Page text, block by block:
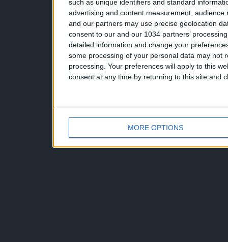
such as unique identifiers and standard
advertising and content measurement,
and our partners may use precise geolocation
consent to our and our 1034 partners’
detailed information and change your
some processing of your personal data may not
processing. Your preferences will apply to this
consent at any time by returning to this site and
MORE OPTIONS